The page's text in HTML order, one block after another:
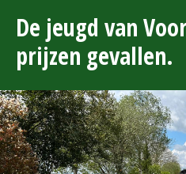
De jeugd van
prijzen gevallen.